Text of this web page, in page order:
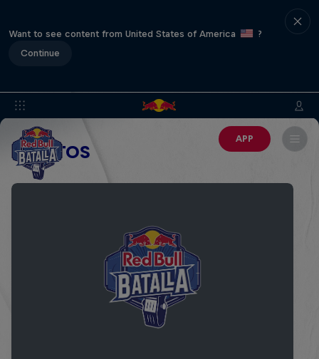
Want to see content from United States of America
?
Continue
APP
EVENTOS